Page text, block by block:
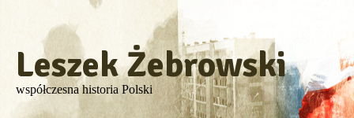
Leszek Żebrowski
współczesna historia Polski